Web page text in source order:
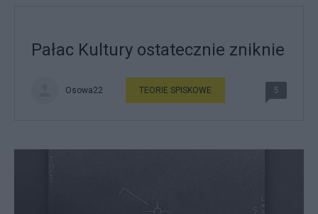
Pałac Kultury ostatecznie zniknie
Osowa22 TEORIE SPISKOWE 5